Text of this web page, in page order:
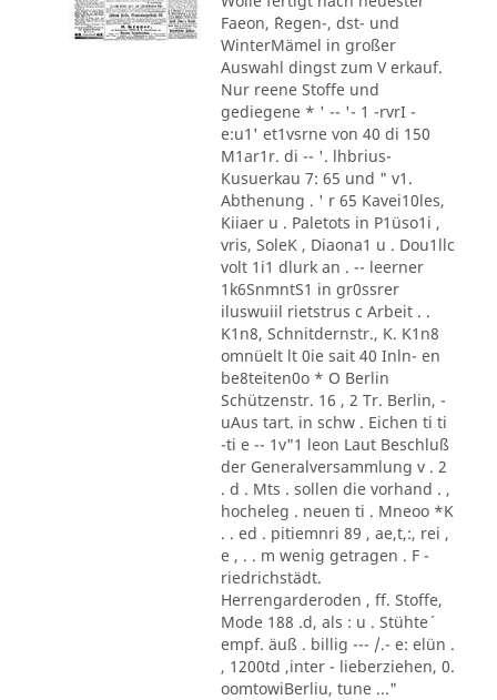
Faeon, ´Regen-, dst- und
WinterMämel in großer
Auswahl dingst zum V erkauf.
Nur reene Stoffe und
gediegene * ' -- '- 1 -rvrI -
e:u1' et1vsrne von 40 di 150
M1ar1r. di -- '. lhbrius-
Kusuerkau 7: 65 und " v1.
Abthenung . ' r 65 Kavei10les,
Kiiaer u . Paletots in P1üso1i ,
vris, SoleK , Diaona1 u . Dou1llc
volt 1i1 dlurk an . -- leerner
1k6SnmntS1 in gr0ssrer
iluswuiil rietstrus c Arbeit . .
K1n8, Schnitdernstr., K. K1n8
omnüelt lt 0ie sait 40 Inln- en
be8teiten0o * O Berlin
Schützenstr. 16 , 2 Tr. Berlin, -
uAus tart. in schw . Eichen ti ti
-ti e -- 1v"1 leon Laut Beschluß
der Generalversammlung v . 2
. d . Mts . sollen die vorhand . ,
hocheleg . neuen ti . Mneoo *K
. . ed . pitiemnri 89 , ae,t,:, rei ,
e , . . m wenig getragen . F -
riedrichstädt.
Herrengarderoden , ff. Stoffe,
Mode 188 .d, als : u . Stühte´
empf. äuß . billig --- /.- e: elün .
, 1200td ,inter - lieberziehen, 0.
oomtowiBerliu, tune ..."